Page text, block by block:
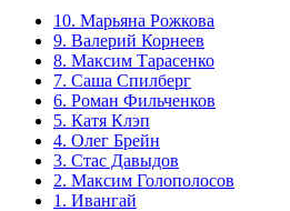
10. Марьяна Рожкова
9. Валерий Корнеев
8. Максим Тарасенко
7. Саша Спилберг
6. Роман Фильченков
5. Катя Клэп
4. Олег Брейн
3. Стас Давыдов
2. Максим Голополосов
1. Ивангай